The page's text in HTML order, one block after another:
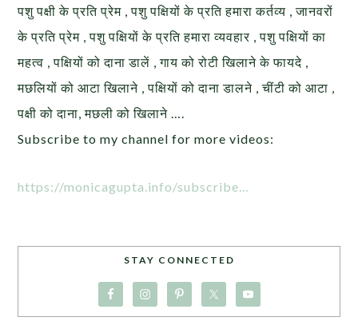
पशु पक्षी के प्रति प्रेम , पशु पक्षियों के प्रति हमारा कर्तव्य , जानवरों
के प्रति प्रेम , पशु पक्षियों के प्रति हमारा व्यवहार , पशु पक्षियों का
महत्व , पक्षियों को दाना डालें , गाय को रोटी खिलाने के फायदे ,
मछलियों को आटा खिलाने , पक्षियों को दाना डालने , चींटी को आटा ,
पक्षी को दाना, मछली को खिलाने ….
Subscribe to my channel for more videos:
https://monicagupta.info/subscribe…
STAY CONNECTED